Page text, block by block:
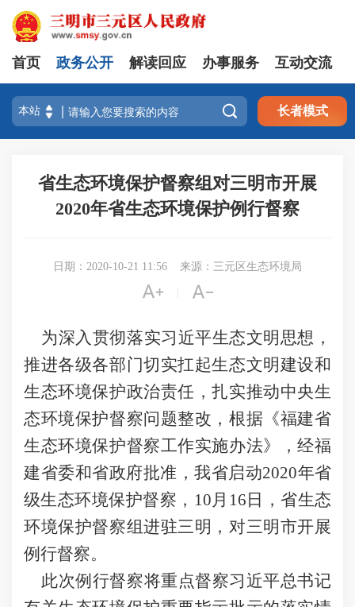
首页 政务公开 解读回应 办事服务 互动交流
 长者模式
省生态环境保护督察组对三明市开展
2020年省生态环境保护例行督察
日期：2020-10-21 11:56 来源：三元区生态环境局
 
为深入贯彻落实习近平生态文明思想，
推进各级各部门切实扛起生态文明建设和
生态环境保护政治责任，扎实推动中央生
态环境保护督察问题整改，根据《福建省
生态环境保护督察工作实施办法》，经福
建省委和省政府批准，我省启动2020年省
级生态环境保护督察，10月16日，省生态
环境保护督察组进驻三明，对三明市开展
例行督察。
此次例行督察将重点督察习近平总书记